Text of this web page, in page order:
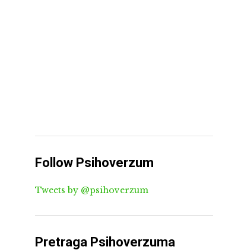
Follow Psihoverzum
Tweets by @psihoverzum
Pretraga Psihoverzuma